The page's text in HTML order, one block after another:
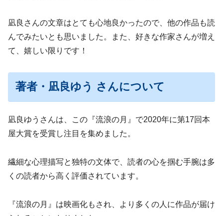
凪良さんの文章はとても心地良かったので、他の作品も読
んでみたいとも思いました。また、好きな作家さんが増え
て、嬉しい限りです！
著者・凪良ゆう さんについて
凪良ゆうさんは、この『流浪の月』で2020年に第17回本
屋大賞を受賞し注目を集めました。
繊細な心理描写と独特の文体で、読者の心を掴む手腕は多
くの読者から高く評価されています。
『流浪の月』は映画化もされ、より多くの人に作品が届け